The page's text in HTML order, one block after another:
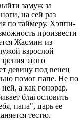
замуж за
на сей раз
по таймеру. Хэппи-
произвести
Жасмин из
взрослой
этого
девицу под венец
помог папе. Не по
а как гонорар.
благословить
папа", царь ее
тестю.